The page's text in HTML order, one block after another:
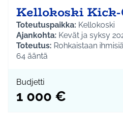
Kellokoski
Toteutuspaikka: Kellokoski
Ajankohta: Kevät ja syksy
Toteutus: Rohkaistaan
järjestämällä opastusta ja
(Roinilanpelto, Rivieran
liikuntakenttä) voisi järjestää
liikuntatuokiota huhti/
64 ääntä
Budjetti
1 000 €